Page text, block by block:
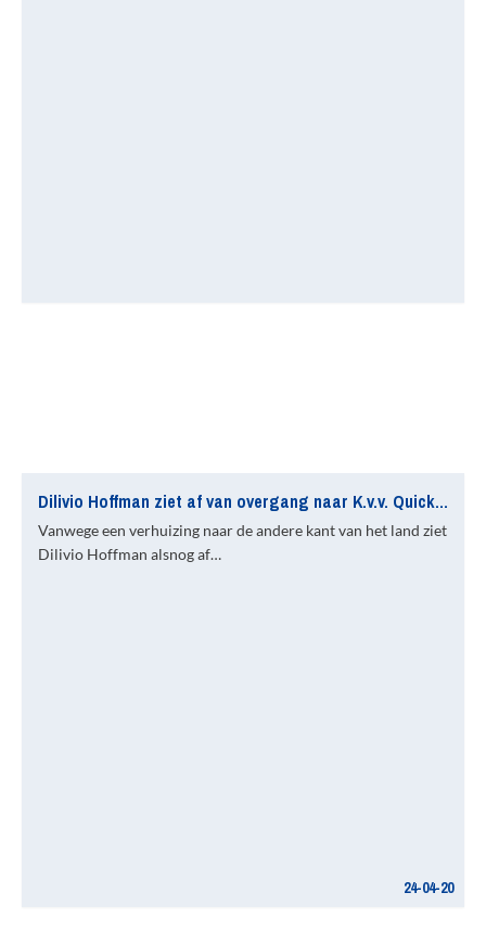
Dilivio Hoffman ziet af van overgang naar K.v.v. Quick Boys
Vanwege een verhuizing naar de andere kant van het land ziet
Dilivio Hoffman alsnog af…
24-04-20